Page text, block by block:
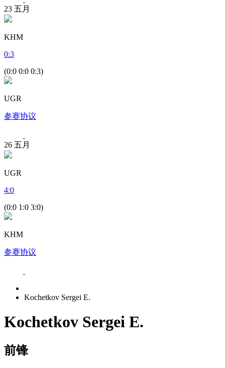
23 五月
KHM
0:3
(0:0 0:0 0:3)
UGR
参赛协议
26 五月
UGR
4:0
(0:0 1:0 3:0)
KHM
参赛协议
Kochetkov Sergei E.
Kochetkov Sergei E.
前锋